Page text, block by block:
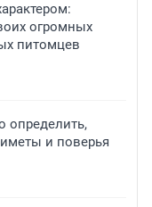
огромных
питомцев
определить,
и поверья